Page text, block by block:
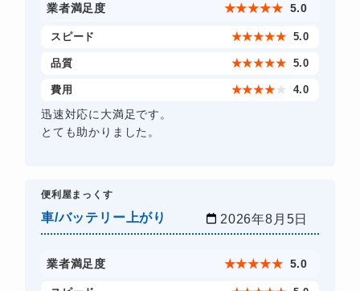
業者満足度 ★★★★★ 5.0
スピード ★★★★★ 5.0
品質 ★★★★★ 5.0
費用 ★★★★ ★ 4.0
迅速対応に大満足です。
とても助かりました。
​便利屋まっくす
車/バッテリー上がり 2026年8月5日
業者満足度 ★★★★★ 5.0